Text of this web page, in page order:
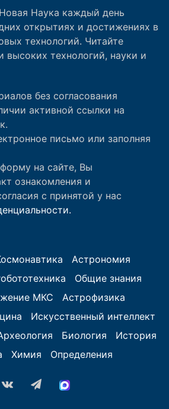
Наука каждый день
открытиях и достижениях в
технологий. Читайте
высоких технологий, науки и
без согласования
активной ссылки на
письмо или заполняя
на сайте, Вы
ознакомления и
с принятой у нас
Астрономия
Общие знания
МКС
Астрофизика
Искусственный интеллект
Биология
История
Химия Определения
vk.com Telegram